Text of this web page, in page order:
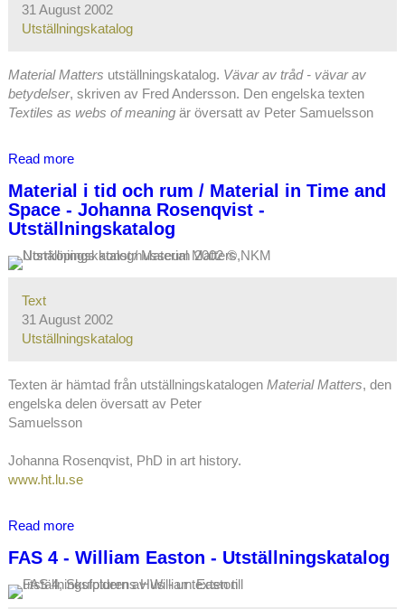
-
Utställningskatalog
31 August 2002
Utställningskatalog
Material Matters utställningskatalog. Vävar av tråd - vävar av
betydelser, skriven av Fred Andersson. Den engelska texten
Textiles as webs of meaning är översatt av Peter Samuelsson
Read more
av
tråd
-
vävar
eng
översättning)
Fred
Andersson
-
Material i tid och rum / Material in Time and
Space - Johanna Rosenqvist -
Utställningskatalog
Text
31 August 2002
Utställningskatalog
Texten är hämtad från utställningskatalogenMaterial Matters, den
engelska delen översatt av Peter
Samuelsson
Johanna Rosenqvist, PhD in art history.
www.ht.lu.se
Read more
i
tid
FAS 4 - William Easton - Utställningskatalog